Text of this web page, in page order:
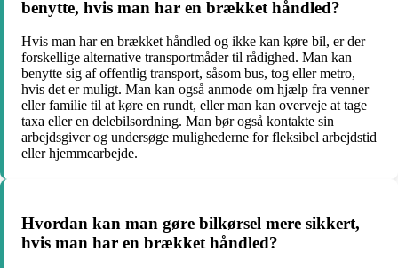
benytte, hvis man har en brækket håndled?
Hvis man har en brækket håndled og ikke kan køre bil, er der
forskellige alternative transportmåder til rådighed. Man kan
benytte sig af offentlig transport, såsom bus, tog eller metro,
hvis det er muligt. Man kan også anmode om hjælp fra venner
eller familie til at køre en rundt, eller man kan overveje at tage
taxa eller en delebilsordning. Man bør også kontakte sin
arbejdsgiver og undersøge mulighederne for fleksibel arbejdstid
eller hjemmearbejde.
Hvordan kan man gøre bilkørsel mere sikkert,
hvis man har en brækket håndled?